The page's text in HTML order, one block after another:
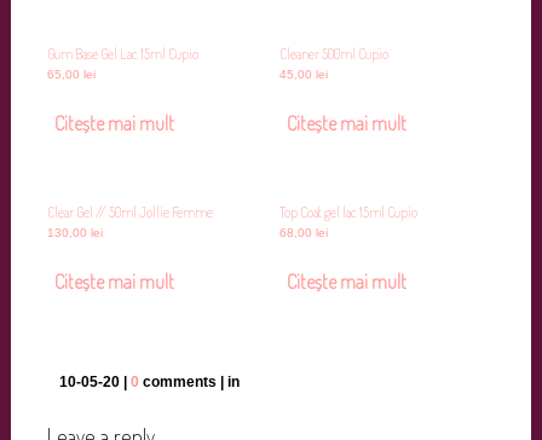
Gum Base Gel Lac 15ml Cupio
65,00 lei
Citește mai mult
Cleaner 500ml Cupio
45,00lei
Citește mai mult
Clear Gel // 50ml Jollie Femme
130,00 lei
Citește mai mult
Top Coat gel lac 15ml Cupio
68,00lei
Citește mai mult
10-05-20 | 0 comments | in